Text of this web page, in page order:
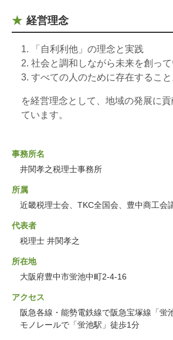
経営理念
「自利利他」の理念と実践
社会と調和しながら未来を創って
すべての人のために存在すること
を経営理念として、地域の発展に貢
ています。
事務所名
井関孝之税理士事務所
所属
近畿税理士会、TKC全国会、豊中商工会
代表者
税理士 井関孝之
所在地
大阪府豊中市蛍池中町2-4-16
アクセス
阪急各線・能勢電鉄線で阪急宝塚線「蛍
モノレールで「蛍池駅」徒歩1分